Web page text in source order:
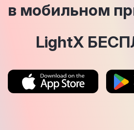
в мобильном
LightX